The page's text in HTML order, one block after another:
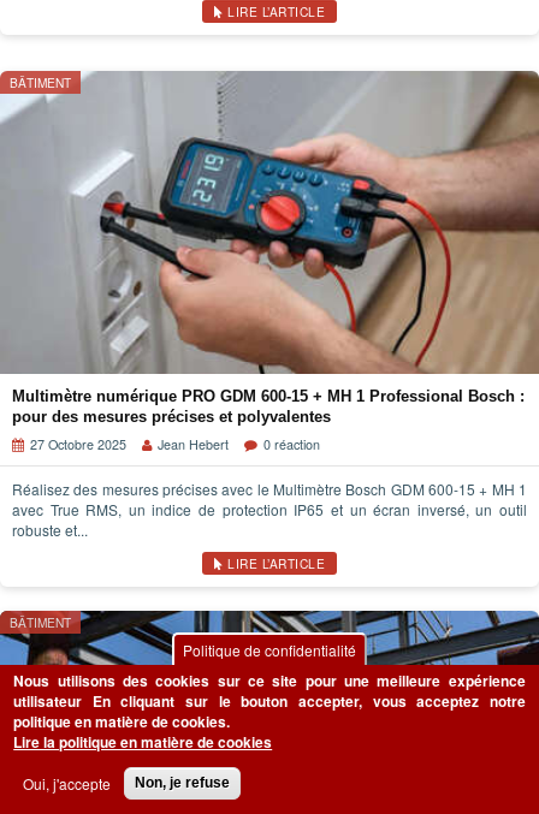
LIRE L’ARTICLE
BÂTIMENT
Multimètre numérique PRO GDM 600-15 + MH 1 Professional Bosch :
pour des mesures précises et polyvalentes
27 Octobre 2025
Jean Hebert 0 réaction
Réalisez des mesures précises avec le Multimètre Bosch GDM 600-15 + MH 1
avec True RMS, un indice de protection IP65 et un écran inversé, un outil
robuste et...
LIRE L’ARTICLE
BÂTIMENT
Politique de confidentialité
Nous utilisons des cookies sur ce site pour une meilleure expérience
utilisateur En cliquant sur le bouton accepter, vous acceptez notre
politique en matière de cookies.
Lire la politique en matière de cookies
Oui, j'accepte Non, je refuse